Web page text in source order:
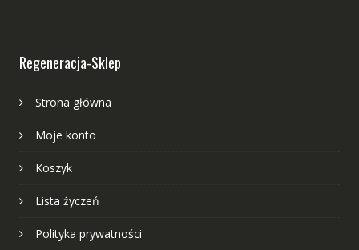
Regeneracja-Sklep
Strona główna
Moje konto
Koszyk
Lista życzeń
Polityka prywatności